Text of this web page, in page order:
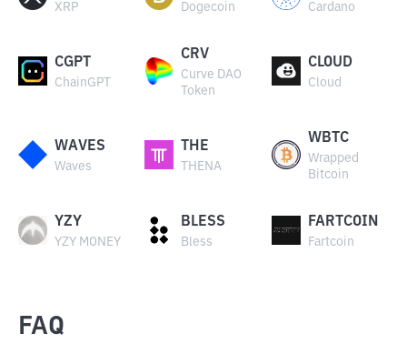
XRP Dogecoin Cardano
CGPT
ChainGPT
CRV
Curve DAO
Token
CLOUD
Cloud
WAVES
Waves
THE
THENA
WBTC
Wrapped
Bitcoin
YZY
YZY MONEY
BLESS
Bless
FARTCOIN
Fartcoin
FAQ